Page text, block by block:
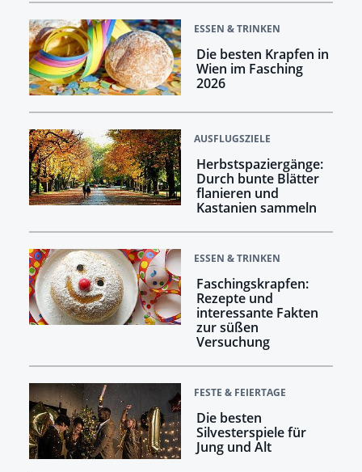
ESSEN & TRINKEN
Die besten Krapfen in
Wien im Fasching
2026
AUSFLUGSZIELE
Herbstspaziergänge:
Durch bunte Blätter
flanieren und
Kastanien sammeln
ESSEN & TRINKEN
Faschingskrapfen:
Rezepte und
interessante Fakten
zur süßen
Versuchung
FESTE & FEIERTAGE
Die besten
Silvesterspiele für
Jung und Alt